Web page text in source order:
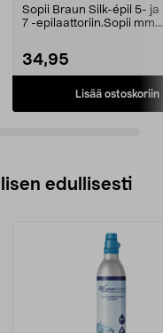
Sopii Braun Silk-épil 5- ja
7 -epilaattoriin.Sopii mm.
34,95
Lisää ostoskoriin
edullisesti